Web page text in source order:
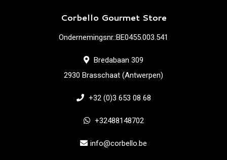
Corbello Gourmet Store
Ondernemingsnr.:BE0455.003.541
Bredabaan 309
2930 Brasschaat (Antwerpen)
+32 (0)3 653 08 68
+32488148702
info@corbello.be